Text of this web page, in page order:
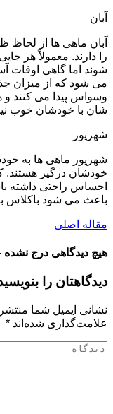
آبان
آبان ماهی ها از
را دارند. معمولاً هر
شوند اما گاهی اوقات
می شود که از میزان
وسواس پیدا می‌ کنند
شان با خودشان خوب
شهریور
شهریور ماهی ها به
خودشان درگیر هستند.
احساس راحتی داشته
باعث می شود باکلاس
مقاله اصلی
هیچ دیدگاهی درج نشده -
دیدگاهتان را
نشانی ایمیل شما
علامت‌گذاری شده‌اند *